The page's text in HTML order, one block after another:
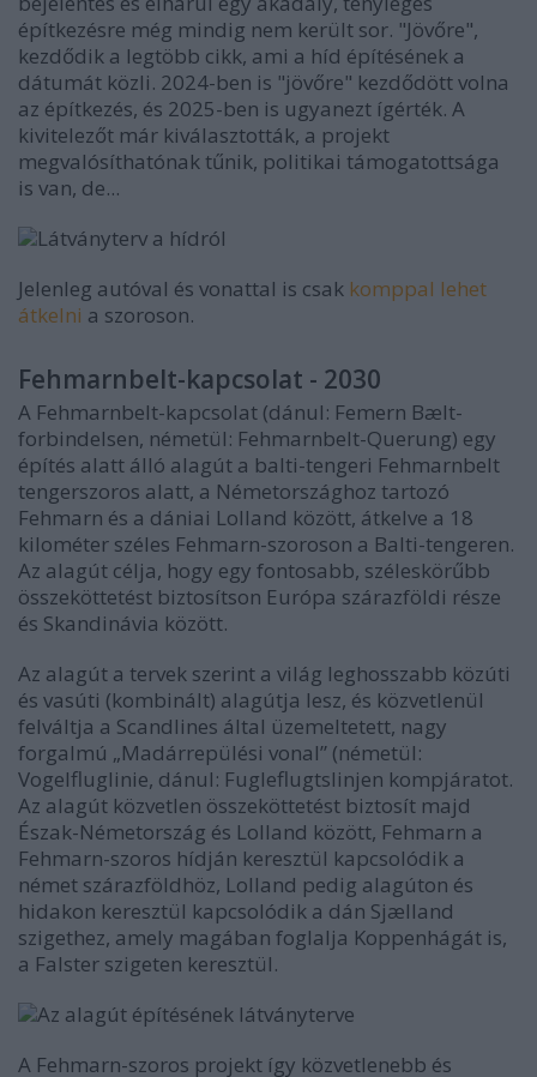
építkezésre még mindig nem került sor. "Jövőre",
kezdődik a legtöbb cikk, ami a híd építésének a
dátumát közli. 2024-ben is "jövőre" kezdődött volna
az építkezés, és 2025-ben is ugyanezt ígérték. A
kivitelezőt már kiválasztották, a projekt
megvalósíthatónak tűnik, politikai támogatottsága
is van, de...
Látványterv a hídról
Jelenleg autóval és vonattal is csak komppal lehet
átkelni a szoroson.
Fehmarnbelt-kapcsolat - 2030
A Fehmarnbelt-kapcsolat (dánul: Femern Bælt-
forbindelsen, németül: Fehmarnbelt-Querung) egy
építés alatt álló alagút a balti-tengeri Fehmarnbelt
tengerszoros alatt, a Németországhoz tartozó
Fehmarn és a dániai Lolland között, átkelve a 18
kilométer széles Fehmarn-szoroson a Balti-tengeren.
Az alagút célja, hogy egy fontosabb, széleskörűbb
összeköttetést biztosítson Európa szárazföldi része
és Skandinávia között.
Az alagút a tervek szerint a világ leghosszabb közúti
és vasúti (kombinált) alagútja lesz, és közvetlenül
felváltja a Scandlines által üzemeltetett, nagy
forgalmú „Madárrepülési vonal” (németül:
Vogelfluglinie, dánul: Fugleflugtslinjen kompjáratot.
Az alagút közvetlen összeköttetést biztosít majd
Észak-Németország és Lolland között, Fehmarn a
Fehmarn-szoros hídján keresztül kapcsolódik a
német szárazföldhöz, Lolland pedig alagúton és
hidakon keresztül kapcsolódik a dán Sjælland
szigethez, amely magában foglalja Koppenhágát is,
a Falster szigeten keresztül.
Az alagút építésének látványterve
A Fehmarn-szoros projekt így közvetlenebb és